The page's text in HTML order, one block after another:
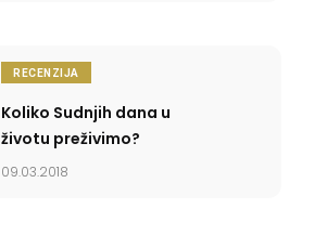
RECENZIJA
Koliko Sudnjih dana u
životu preživimo?
09.03.2018